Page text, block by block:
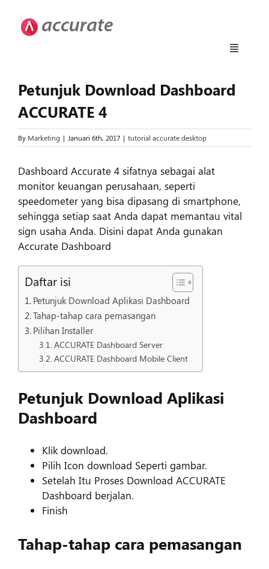
content
Toggle
Fitur
Harga
Upgrade
Petunjuk Download Dashboard
ACCURATE 4
By Marketing | Januari 6th, 2017 | tutorial accurate desktop
Dashboard Accurate 4 sifatnya sebagai alat
monitor keuangan perusahaan, seperti
speedometer yang bisa dipasang di smartphone,
sehingga setiap saat Anda dapat memantau vital
sign usaha Anda. Disini dapat Anda gunakan
Accurate Dashboard
Daftar isi
Petunjuk Download Aplikasi Dashboard
Tahap-tahap cara pemasangan
Pilihan Installer
ACCURATE Dashboard Server
ACCURATE Dashboard Mobile Client
Petunjuk Download Aplikasi
Dashboard
Klik download.
Pilih Icon download Seperti gambar.
Setelah Itu Proses Download ACCURATE
Dashboard berjalan.
Finish
Tahap-tahap cara pemasangan